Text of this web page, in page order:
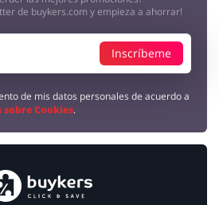
17.07.2019
para barba.
de buykers.com y empieza a ahorrar!
Inscríbeme
de mis datos personales de acuerdo a
Cookies.